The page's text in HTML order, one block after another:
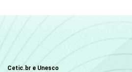
Cetic.br e Unesco